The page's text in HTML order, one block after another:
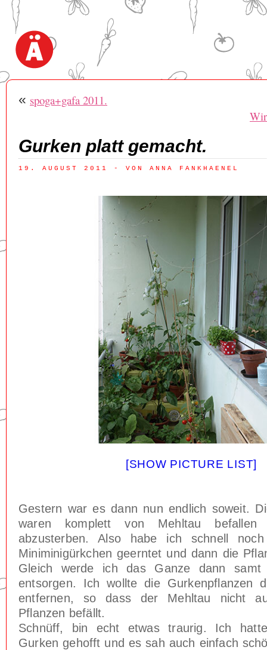
« spoga+gafa 2011.
Gurken platt gemacht.
19. AUGUST 2011 - VON ANNA FANKHAENEL
[SHOW PICTURE LIST]
Gestern war es dann nun endlich soweit.
waren komplett von Mehltau
abzusterben. Also habe ich schnell
Miniminigürkchen geerntet und dann die
Gleich werde ich das Ganze dann
entsorgen. Ich wollte die Gurkenpflanzen
entfernen, so dass der Mehltau nicht
Pflanzen befällt.
Schnüff, bin echt etwas traurig. Ich
Gurken gehofft und es sah auch einfach